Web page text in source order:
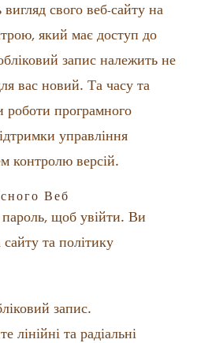
вигляд свого веб-сайту на
який має доступ до
запис належить не
вас новий. Та часу та
програмного
управління
контролю версій.
Веб
пароль, щоб увійти. Ви
та політику
запис.
лінійні та радіальні